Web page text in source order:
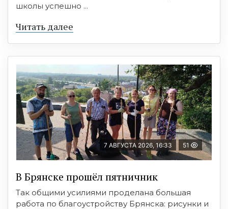
школы успешно ...
Читать далее
7 АВГУСТА 2026, 16:33 51
В Брянске прошёл пятничник
Так общими усилиями проделана большая
работа по благоустройству Брянска: рисунки и